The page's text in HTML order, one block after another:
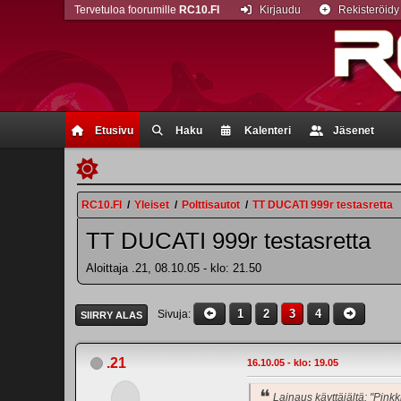
Etusivu Haku Kalenteri Jäsenet
Tervetuloa foorumille RC10.FI Kirjaudu Rekisteröidy
RC10.FI / Yleiset / Polttisautot / TT DUCATI 999r testasretta
TT DUCATI 999r testasretta
Aloittaja .21, 08.10.05 - klo: 21.50
SIIRRY ALAS Sivuja 1 2 3 4
.21 16.10.05 - klo: 19.05
Lainaus käyttäjältä: